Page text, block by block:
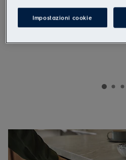
Impostazioni cookie